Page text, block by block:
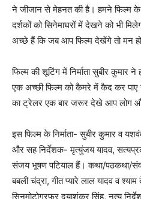
ने जीजान से मेहनत की है। हमने फिल्म
दर्शकों को सिनेमाघरों में देखने को भी
अच्छे हैं कि जब आप फिल्म देखेंगे तो मन
फिल्म की शूटिंग में निर्माता सुबीर कुमार
एक अच्छी फिल्म को कैमरे में कैद कर
का ट्रेलर एक बार जरूर देखे आप लोग
इस फिल्म के निर्माता- सुबीर कुमार व
और सह निर्देशक- मृत्युंजय यादव,
संजय भूषण पटियाल हैं। कथा/पठकथा/
बबली चंद्रा, गीत प्यारे लाल यादव व
सिनमोटोग्रफर दयाशंकर सिंह, नृत्य